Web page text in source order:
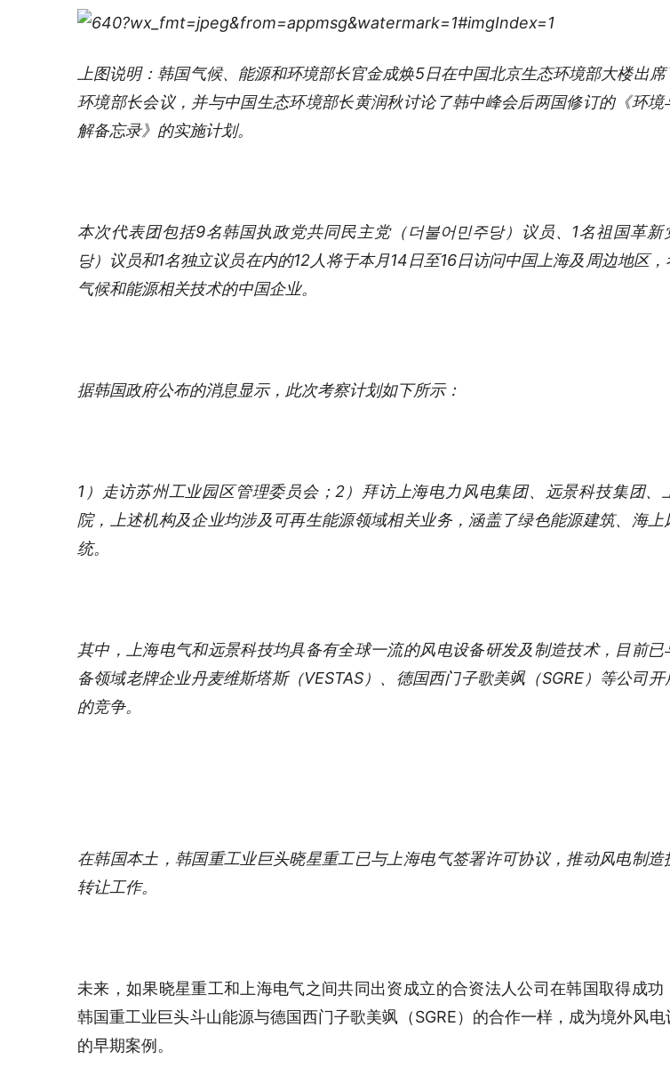
上图说明：韩国气候、能源和环境部长官金成焕5日在中国北京生态环境部大楼出
环境部长会议，并与中国生态环境部长黄润秋讨论了韩中峰会后两国修订的《环境
解备忘录》的实施计划。
本次代表团包括9名韩国执政党共同民主党（더불어민주당）议员、1名祖国革新
당）议员和1名独立议员在内的12人将于本月14日至16日访问中国上海及周边地区
气候和能源相关技术的中国企业。
据韩国政府公布的消息显示，此次考察计划如下所示：
1）走访苏州工业园区管理委员会；2）拜访上海电力风电集团、远景科技集团、
院，上述机构及企业均涉及可再生能源领域相关业务，涵盖了绿色能源建筑、海上
统。
其中，上海电气和远景科技均具备有全球一流的风电设备研发及制造技术，目前已
备领域老牌企业丹麦维斯塔斯（VESTAS）、德国西门子歌美飒（SGRE）等公司
的竞争。
在韩国本土，韩国重工业巨头晓星重工已与上海电气签署许可协议，推动风电制造
转让工作。
未来，如果晓星重工和上海电气之间共同出资成立的合资法人公司在韩国取得成功
韩国重工业巨头斗山能源与德国西门子歌美飒（SGRE）的合作一样，成为境外风
的早期案例。